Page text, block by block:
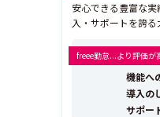
安心できる豊富な
入・サポートを誇
マト運輸様、王将
さまざまな大手企業で
Treview Grid Award
freee勤怠...より評価が
機能へ
導入の
サポー